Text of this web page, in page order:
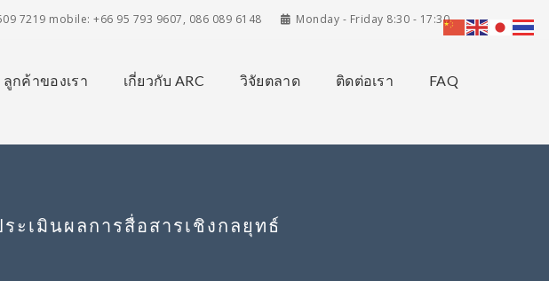
7219 mobile: +66 95 793 9607, 086 089 6148 Monday - Friday 8:30 - 17:30
ลูกค้าของเรา เกี่ยวกับ ARC วิจัยตลาด ติดต่อเรา FAQ
ะเมินผลการสื่อสารเชิงกลยุทธ์